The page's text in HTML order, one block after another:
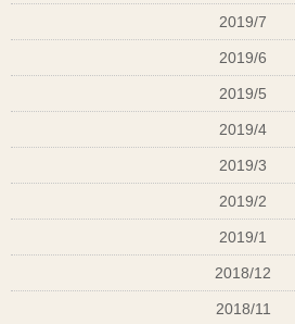
2019/7
2019/6
2019/5
2019/4
2019/3
2019/2
2019/1
2018/12
2018/11